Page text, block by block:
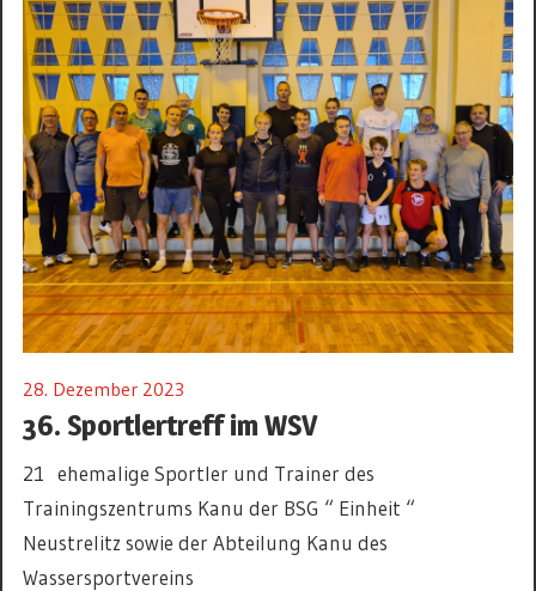
28. Dezember 2023
36. Sportlertreff im WSV
21 ehemalige Sportler und Trainer des
Trainingszentrums Kanu der BSG “ Einheit “
Neustrelitz sowie der Abteilung Kanu des
Wassersportvereins